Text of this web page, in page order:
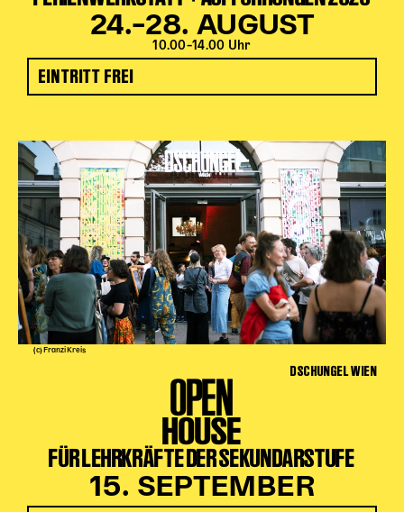
24.–28. AUGUST
10.00–14.00 Uhr
EINTRITT FREI
(c) Franzi Kreis
DSCHUNGEL WIEN
OPEN
HOUSE
FÜR LEHRKRÄFTE DER SEKUNDARSTUFE
15. SEPTEMBER